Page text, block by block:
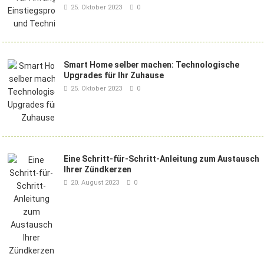
25. Oktober 2023 0
Smart Home selber machen: Technologische
Upgrades für Ihr Zuhause
25. Oktober 2023 0
Eine Schritt-für-Schritt-Anleitung zum Austausch
Ihrer Zündkerzen
20. August 2023 0